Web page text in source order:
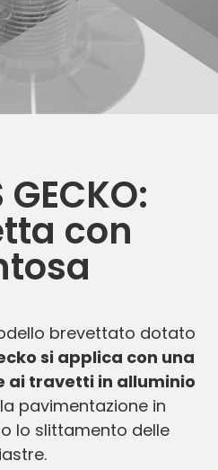
GECKO:
con
brevettato dotato
si applica con una
ai travetti in alluminio
pavimentazione in
lo slittamento delle